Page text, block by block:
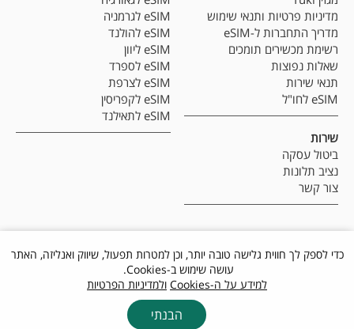
מדיניות פרטיות ותנאי שימוש
מדריך התחברות ל-eSIM
רשימת מכשירים תומכים
שאלות נפוצות
תנאי שירות
eSIM לחו"ל
שירות
ביטול עסקה
נציב תלונות
צור קשר
eSIM לגרמניה
eSIM להולנד
eSIM ליוון
eSIM לספרד
eSIM לצרפת
eSIM לקפריסין
eSIM לתאילנד
כדי לספק לך חווית גלישה טובה יותר, וכן למטרות תפעול, שיווק ואנליזה, האתר
עושה שימוש ב-Cookies.
למידע על ה-Cookies
ולמדיניות הפרטיות
הבנתי